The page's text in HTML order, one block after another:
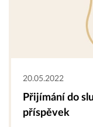
20.05.2022
Přijímání do
příspěvek